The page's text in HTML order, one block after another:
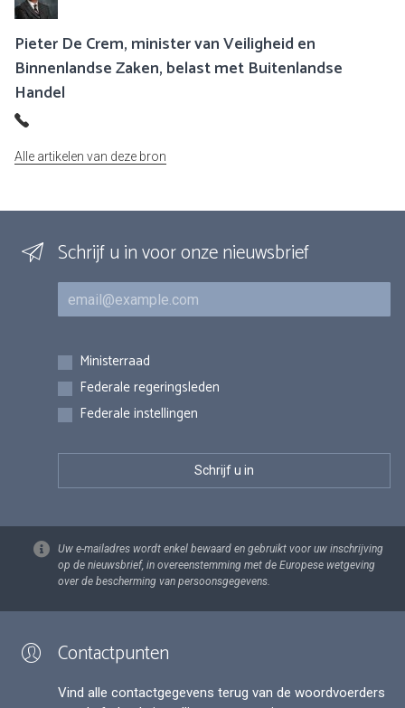
Pieter De Crem, minister van Veiligheid en
Binnenlandse Zaken, belast met Buitenlandse
Handel
Alle artikelen van deze bron
Schrijf u in voor onze nieuwsbrief
E-mail
Inschrijvingen
Ministerraad
Federale regeringsleden
Federale instellingen
Uw e-mailadres wordt enkel bewaard en gebruikt voor uw inschrijving
op de nieuwsbrief, in overeenstemming met de Europese wetgeving
over de bescherming van persoonsgegevens.
Contactpunten
Vind alle contactgegevens terug van de woordvoerders